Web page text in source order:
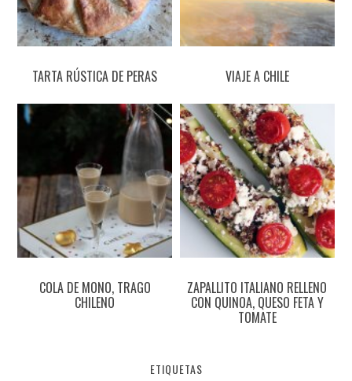
TARTA RÚSTICA DE PERAS VIAJE A CHILE
COLA DE MONO, TRAGO
CHILENO
ZAPALLITO ITALIANO RELLENO
CON QUINOA, QUESO FETA Y
TOMATE
ETIQUETAS